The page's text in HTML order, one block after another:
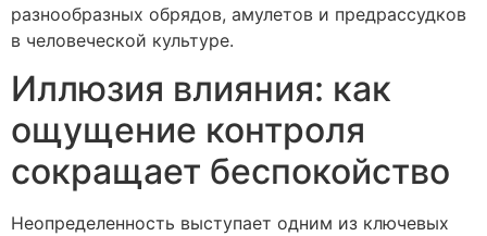
разнообразных обрядов, амулетов и предрассудков
в человеческой культуре.
Иллюзия влияния: как
ощущение контроля
сокращает беспокойство
Неопределенность выступает одним из ключевых